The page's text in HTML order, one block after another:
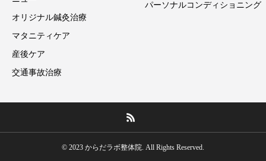
オリジナル鍼灸治療
マタニティケア
産後ケア
交通事故治療
パーソナルコンディショニング
© 2023 からだラボ整体院. All Rights Reserved.